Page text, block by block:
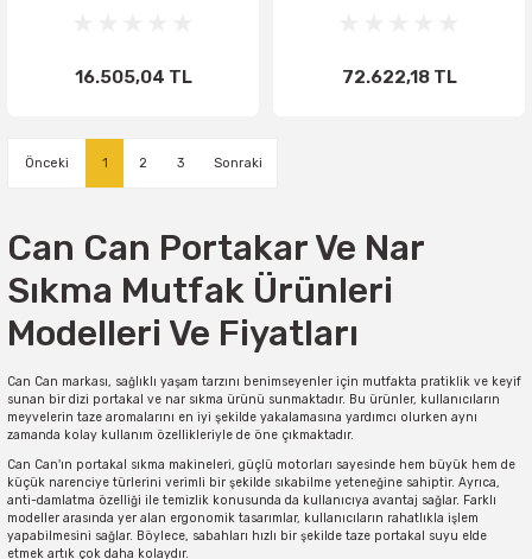
16.505,04 TL 72.622,18 TL
1 2 3
Can Can Portakar Ve Nar
Sıkma Mutfak Ürünleri
Modelleri Ve Fiyatları
Can Can markası, sağlıklı yaşam tarzını benimseyenler için mutfakta pratiklik ve keyif
sunan bir dizi portakal ve nar sıkma ürünü sunmaktadır. Bu ürünler, kullanıcıların
meyvelerin taze aromalarını en iyi şekilde yakalamasına yardımcı olurken aynı
zamanda kolay kullanım özellikleriyle de öne çıkmaktadır.
Can Can'ın portakal sıkma makineleri, güçlü motorları sayesinde hem büyük hem de
küçük narenciye türlerini verimli bir şekilde sıkabilme yeteneğine sahiptir. Ayrıca,
anti-damlatma özelliği ile temizlik konusunda da kullanıcıya avantaj sağlar. Farklı
modeller arasında yer alan ergonomik tasarımlar, kullanıcıların rahatlıkla işlem
yapabilmesini sağlar. Böylece, sabahları hızlı bir şekilde taze portakal suyu elde
etmek artık çok daha kolaydır.